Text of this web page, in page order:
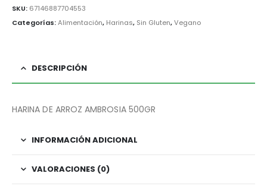
SKU: 67146887704553
Categorías:Alimentación, Harinas, Sin Gluten,Vegano
DESCRIPCIÓN
HARINA DE ARROZ AMBROSIA 500GR
INFORMACIÓN ADICIONAL
VALORACIONES (0)